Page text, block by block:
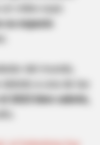
video suyo
espacio
del mundo,
debido a una de las
2023 bien cabrón,